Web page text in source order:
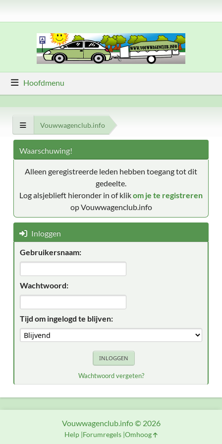
Hoofdmenu
Vouwwagenclub.info
Waarschuwing!
Alleen geregistreerde leden hebben toegang tot dit
gedeelte.
Log alsjeblieft hieronder in of klikom je te registreren
op Vouwwagenclub.info
Inloggen
Gebruikersnaam:
Wachtwoord:
Tijd om ingelogd te blijven:
Wachtwoord vergeten?
Vouwwagenclub.info © 2026
Help Forumregels Omhoog